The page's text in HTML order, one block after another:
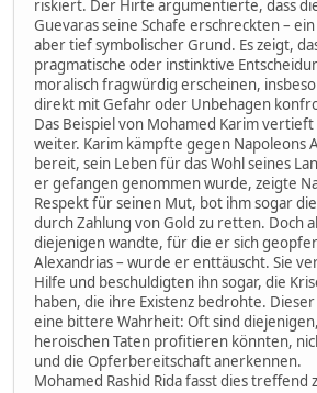
riskiert. Der Hirte argumentierte, dass
Guevaras seine Schafe erschreckten –
aber tief symbolischer Grund. Es zeigt,
pragmatische oder instinktive
moralisch fragwürdig erscheinen,
direkt mit Gefahr oder Unbehagen
Das Beispiel von Mohamed Karim vertieft
weiter. Karim kämpfte gegen Napoleons
bereit, sein Leben für das Wohl seines
er gefangen genommen wurde, zeigte
Respekt für seinen Mut, bot ihm sogar
durch Zahlung von Gold zu retten. Doch
diejenigen wandte, für die er sich
Alexandrias – wurde er enttäuscht. Sie
Hilfe und beschuldigten ihn sogar, die
haben, die ihre Existenz bedrohte.
eine bittere Wahrheit: Oft sind
heroischen Taten profitieren könnten,
und die Opferbereitschaft anerkennen.
Mohamed Rashid Rida fasst dies treffend